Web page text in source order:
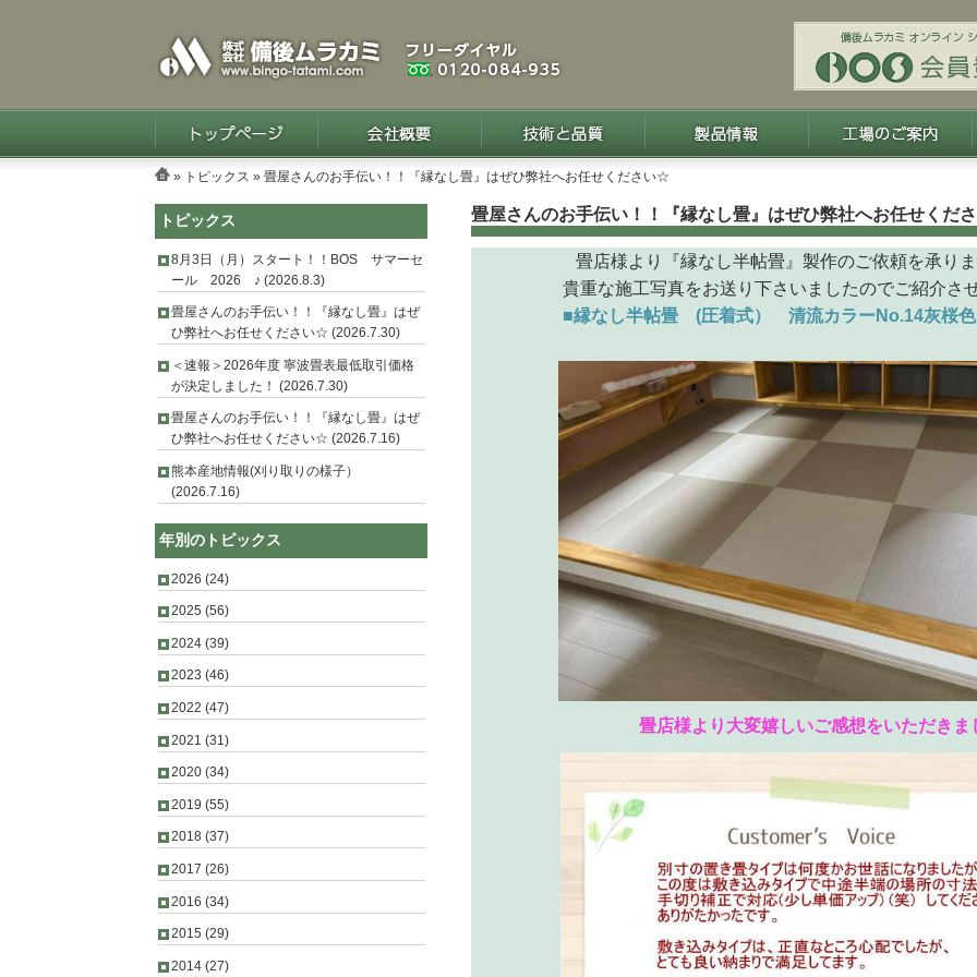
» トピックス » 畳屋さんのお手伝い！！『縁なし畳』はぜひ弊社へお任せください☆
畳屋さんのお手伝い！！『縁なし畳』はぜひ弊社へお任せくだ
畳店様より『縁なし半帖畳』製作のご依頼を承りま
貴重な施工写真をお送り下さいましたのでご紹介させ
■縁なし半帖畳 (圧着式） 清流カラーNo.14灰
畳店様より大変嬉しいご感想をいただきま
トピックス
8月3日（月）スタート！！BOS サマーセ
ール 2026 ♪ (2026.8.3)
畳屋さんのお手伝い！！『縁なし畳』はぜ
ひ弊社へお任せください☆ (2026.7.30)
＜速報＞2026年度 寧波畳表最低取引価格
が決定しました！ (2026.7.30)
畳屋さんのお手伝い！！『縁なし畳』はぜ
ひ弊社へお任せください☆ (2026.7.16)
熊本産地情報(刈り取りの様子）
(2026.7.16)
年別のトピックス
2026 (24)
2025 (56)
2024(39)
2023 (46)
2022 (47)
2021 (31)
2020(34)
2019 (55)
2018(37)
2017 (26)
2016 (34)
2015 (29)
2014(27)